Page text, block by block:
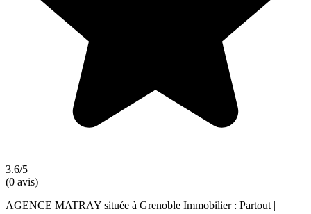
3.6/5
(0 avis)
AGENCE MATRAY située à Grenoble Immobilier : Partout |